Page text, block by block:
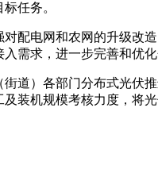
任务。
对配电网和农网的升级
需求，进一步完善和优
街道）各部门分布式光
装机规模考核力度，将